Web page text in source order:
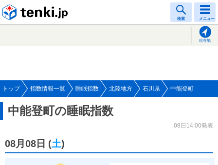
検索 メニュー
現在地
トップ 指数情報一覧 睡眠指数 北陸地方 石川県 中能登町
中能登町の睡眠指数
08日14:00発表
08月08日 (土)